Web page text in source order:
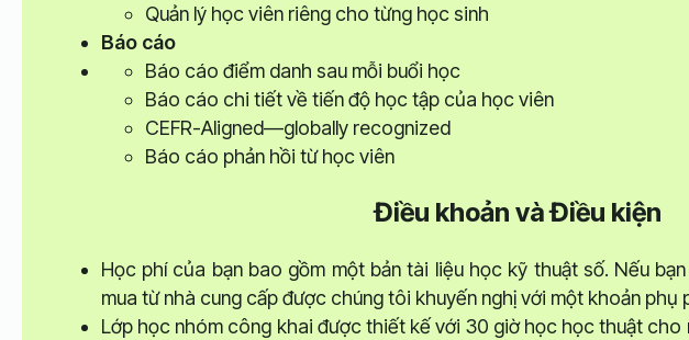
Quản lý học viên riêng cho từng học sinh
Báo cáo
Báo cáo điểm danh sau mỗi buổi học
Báo cáo chi tiết về tiến độ học tập của học viên
CEFR-Aligned—globally recognized
Báo cáo phản hồi từ học viên
Điều khoản và Điều kiện
Học phí của bạn bao gồm một bản tài liệu học kỹ thuật số. Nếu
mua từ nhà cung cấp được chúng tôi khuyến nghị với một khoản phụ
Lớp học nhóm công khai được thiết kế với 30 giờ học học thuật cho